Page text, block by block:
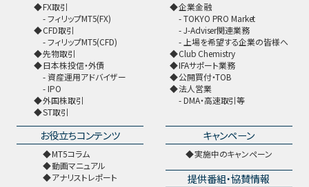
FX取引
フィリップMT5(FX)
CFD取引
フィリップMT5(CFD)
先物取引
日本株投信・外債
資産運用アドバイザー
IPO
外国株取引
ST取引
企業金融
TOKYO PRO Market
J-Adviser関連業務
上場を希望する企業の皆様へ
Club Chemistry
IFAサポート業務
公開買付・TOB
法人営業
DMA・高速取引等
お役立ちコンテンツ
MT5コラム
動画マニュアル
アナリストレポート
キャンペーン
実施中のキャンペーン
提供番組・協賛情報